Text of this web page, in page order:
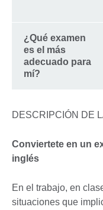
¿Qué examen
es el más
adecuado para
mí?
DESCRIPCIÓN DE
Conviertete en un
inglés
En el trabajo, en
situaciones que